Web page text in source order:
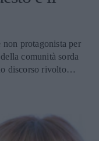
protagonista per
comunità sorda
discorso rivolto